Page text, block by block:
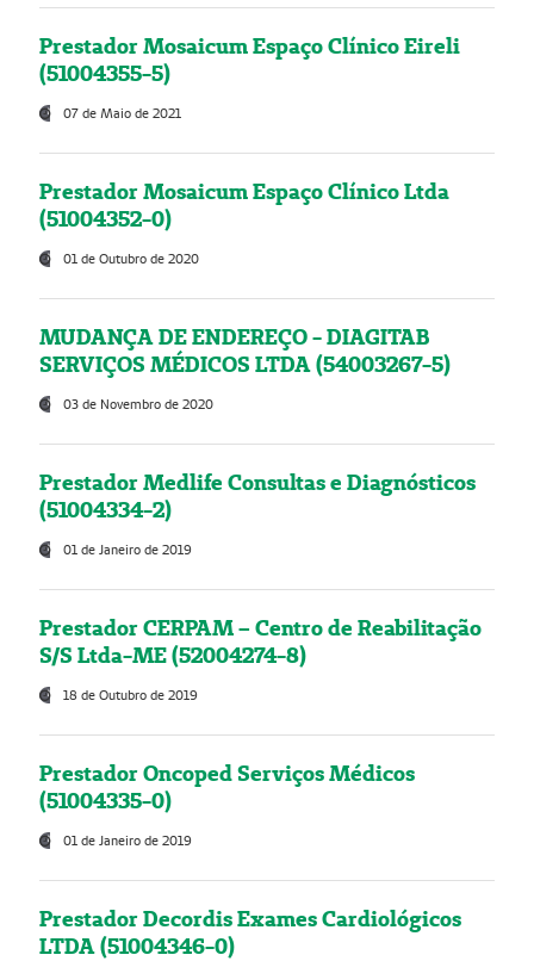
Prestador Mosaicum Espaço Clínico Eireli
(51004355-5)
07 de Maio de 2021
Prestador Mosaicum Espaço Clínico Ltda
(51004352-0)
01 de Outubro de 2020
MUDANÇA DE ENDEREÇO - DIAGITAB
SERVIÇOS MÉDICOS LTDA (54003267-5)
03 de Novembro de 2020
Prestador Medlife Consultas e Diagnósticos
(51004334-2)
01 de Janeiro de 2019
Prestador CERPAM – Centro de Reabilitação
S/S Ltda-ME (52004274-8)
18 de Outubro de 2019
Prestador Oncoped Serviços Médicos
(51004335-0)
01 de Janeiro de 2019
Prestador Decordis Exames Cardiológicos
LTDA (51004346-0)